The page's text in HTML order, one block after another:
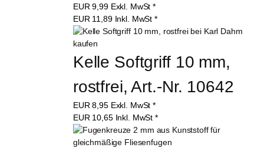
EUR9,99 Exkl. MwSt *
EUR 11,89 Inkl. MwSt *
Kelle Softgriff 10 mm,
rostfrei, Art.-Nr. 10642
EUR8,95 Exkl. MwSt *
EUR 10,65 Inkl. MwSt *